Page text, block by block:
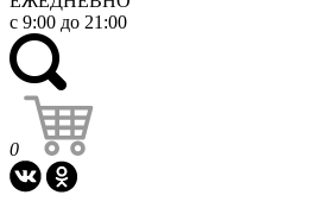
с 9:00 до 21:00
0